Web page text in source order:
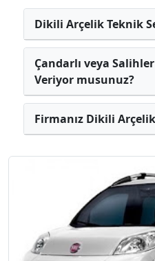
Dikili Arçelik Teknik
Çandarlı veya
Veriyor musunuz?
Firmanız Dikili